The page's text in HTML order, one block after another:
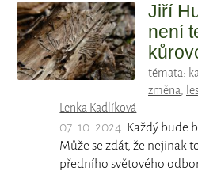
Jiří
není
témata:
změna, les
Lenka Kadlíková
07. 10. 2024: Každý bude
Může se zdát, že nejinak
předního světového